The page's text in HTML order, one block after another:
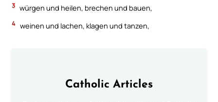
3 würgen und heilen, brechen und bauen,
4 weinen und lachen, klagen und tanzen,
Catholic Articles